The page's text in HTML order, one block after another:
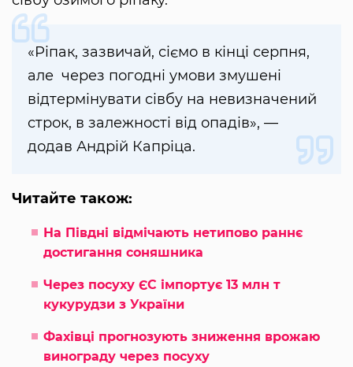
«Ріпак, зазвичай, сіємо в кінці серпня,
але через погодні умови змушені
відтермінувати сівбу на невизначений
строк, в залежності від опадів», —
додав Андрій Капріца.
Читайте також:
На Півдні відмічають нетипово раннє
достигання соняшника
Через посуху ЄС імпортує 13 млн т
кукурудзи з України
Фахівці прогнозують зниження врожаю
винограду через посуху